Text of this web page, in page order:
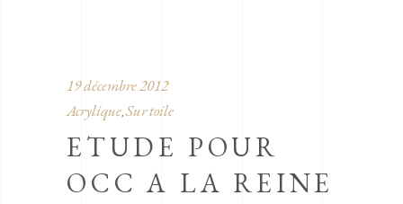
19 décembre 2012
Acrylique, Sur toile
ETUDE POUR
OCC A LA REINE